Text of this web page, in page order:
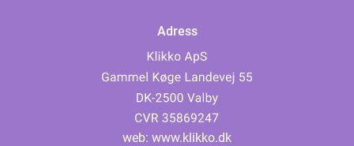
Adress
web: www.klikko.dk